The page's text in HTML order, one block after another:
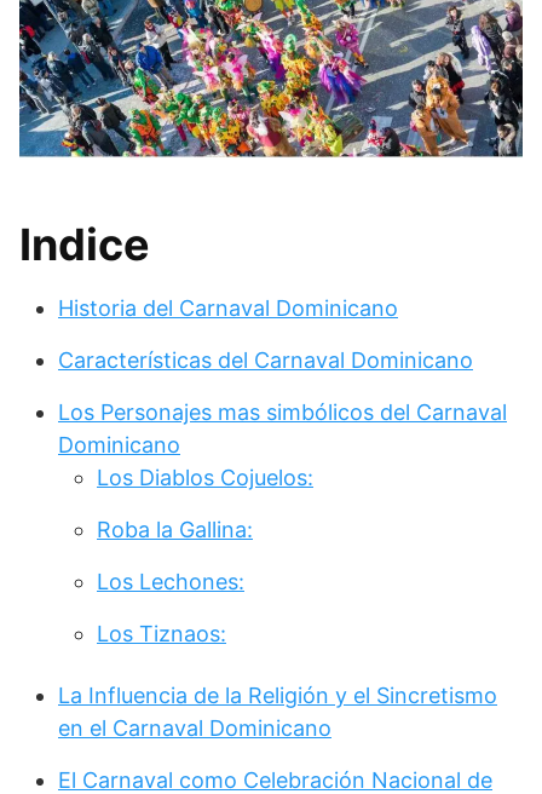
Indice
Historia del Carnaval Dominicano
Características del Carnaval Dominicano
Los Personajes mas simbólicos del Carnaval
Dominicano
Los Diablos Cojuelos:
Roba la Gallina:
Los Lechones:
Los Tiznaos:
La Influencia de la Religión y el Sincretismo
en el Carnaval Dominicano
El Carnaval como Celebración Nacional de